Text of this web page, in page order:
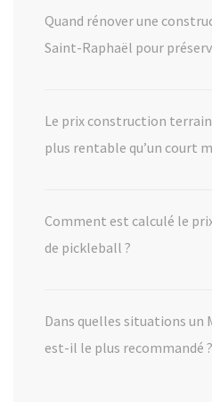
Quand rénover une
Saint-Raphaël pour
Le prix construction
plus rentable qu’un court
Comment est calculé le
de pickleball ?
Dans quelles situations un
est-il le plus recommandé ?